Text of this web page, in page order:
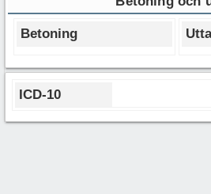
Betoning
ICD-10